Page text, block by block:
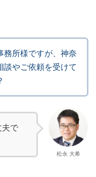
務所様ですが、神奈
談やご依頼を受けて
夫で
松永 大希